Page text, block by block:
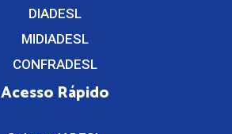
DIADESL
MIDIADESL
CONFRADESL
Acesso Rápido